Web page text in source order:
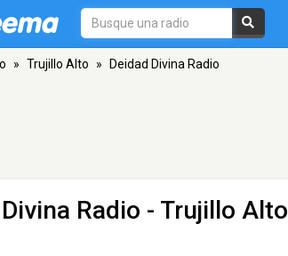
» Trujillo Alto » Deidad Divina Radio
Radio - Trujillo Alto